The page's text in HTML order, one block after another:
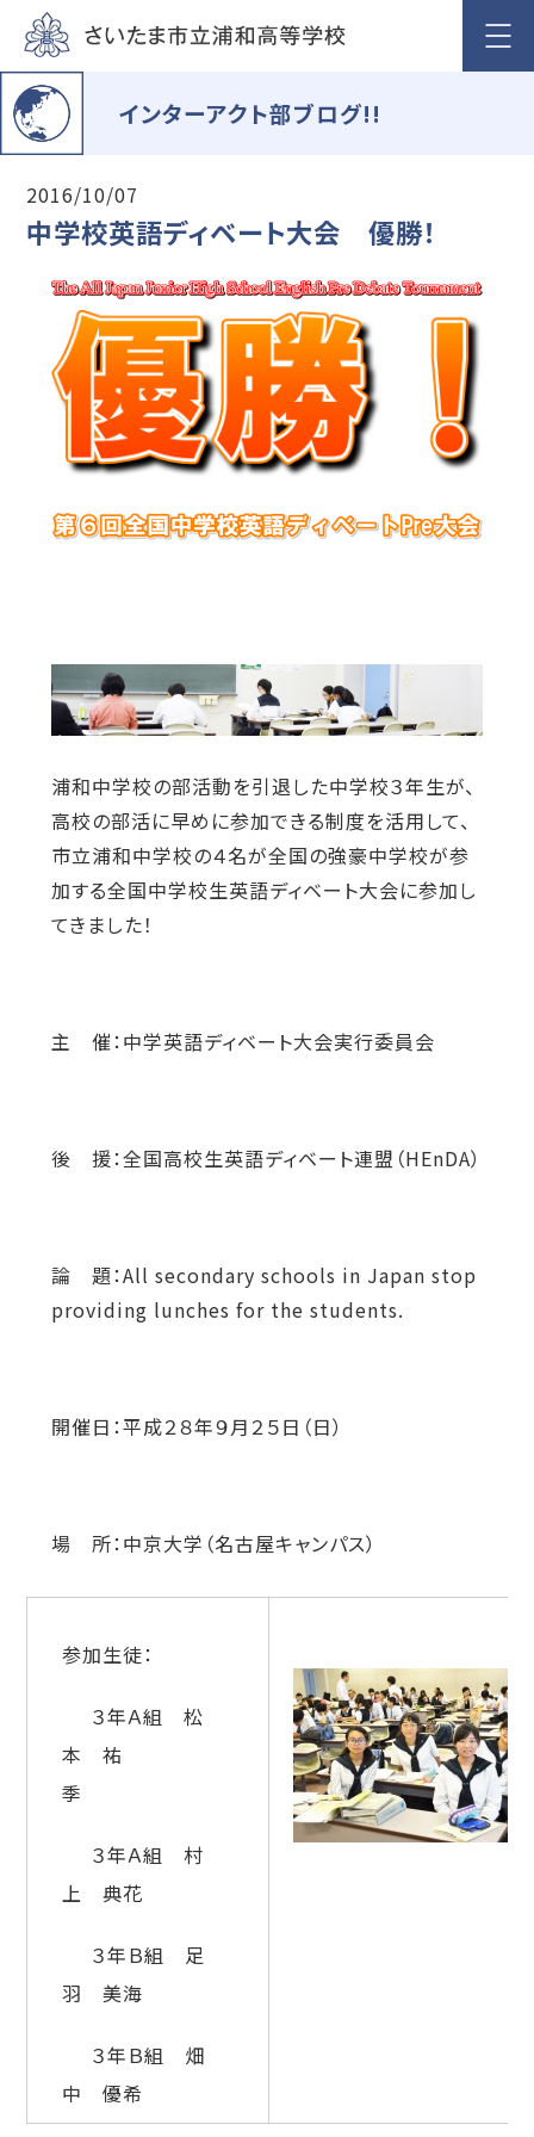
インターアクト部ブログ!!
2016/10/07
中学校英語ディベート大会 優勝！
浦和中学校の部活動を引退した中学校３年生が、
高校の部活に早めに参加できる制度を活用して、
市立浦和中学校の４名が全国の強豪中学校が参
加する全国中学校生英語ディベート大会に参加し
てきました！
主 催：中学英語ディベート大会実行委員会
後 援：全国高校生英語ディベート連盟（HEnDA）
論 題：All secondary schools in Japan stop
providing lunches for the students.
開催日：平成２８年９月２５日（日）
場 所：中京大学（名古屋キャンパス）
参加生徒：
３年Ａ組 松
本 祐
季
３年Ａ組 村
上 典花
３年Ｂ組 足
羽 美海
３年Ｂ組 畑
中 優希